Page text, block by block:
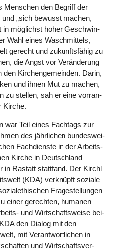
Menschen den Begriff der
„sich bewusst machen,
in mög­lichst hoher Geschwin­
Wahl eines Wasch­mit­tels,
gerecht und zukunfts­fä­hig zu
die Angst vor Ver­än­de­rung
den Kir­chen­ge­mein­den. Darin,
und ihnen Mut zu machen,
zu stellen, sah er eine vor­ran­
Kirche.
war Teil eines Fachtags zur
des jähr­li­chen bun­des­wei­
Fach­dienste in der Arbeits­
Kirche in Deutsch­land
in Rastatt statt­fand. Der Kirch­l
(KDA) ver­knüpft soziale
Fra­ge­stel­lun­gen
einer gerech­ten, humanen
und Wirt­schafts­weise bei­
den Dialog mit den
mit Ver­ant­wort­li­chen in
und Wirt­schafts­ver­